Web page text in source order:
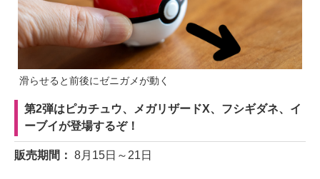
滑らせると前後にゼニガメが動く
第2弾はピカチュウ、メガリザードX、フシギダネ、イ
ーブイが登場するぞ！
販売期間： 8月15日～21日